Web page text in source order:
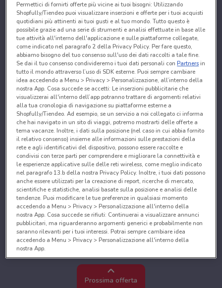
Prossima offerta
Permettici di fornirti offerte più vicine ai tuoi bisogni: Utilizzando
Shopfully/Tiendeo puoi visualizzare inserzioni e offerte per i tuoi acquisti
quotidiani più attinenti ai tuoi gusti e al tuo mondo. Tutto questo è
possibile grazie ad una serie di strumenti e analisi effettuate in base alle
tue attività all'interno dell'applicazione e sulle piattaforme collegate,
come indicato nel paragrafo 2 della Privacy Policy. Per fare questo,
abbiamo bisogno del tuo consenso sull'uso dei dati raccolti a tale fine.
Se dai il tuo consenso condivideremo i tuoi dati personali conPartnersin
tutto il mondo attraverso l’uso di SDK esterne. Puoi sempre cambiare
idea accedendo a Menu > Privacy > Personalizzazione, all’interno della
nostra App. Cosa succede se accetti: Le inserzioni pubblicitarie che
visualizzerai all'interno dell’app potranno trattare di argomenti relativi
alla tua cronologia di navigazione su piattaforme esterne a
Shopfully/Tiendeo. Ad esempio, se un servizio a noi collegato ci informa
che hai navigato in un sito di viaggi, potremo mostrarti delle offerte a
tema vacanze. Inoltre, i dati sulla posizione (nel caso in cui abbia fornito
il relativo consenso) insieme alle informazioni sulle prestazioni della
rete e agli identificativi del dispositivo, possono essere raccolte e
condivisi con terze parti per comprendere e migliorare la connettività e
le esperienze applicative sulle delle reti wireless, come meglio indicato
nel paragrafo 13.b della nostra Privacy Policy. Inoltre, i tuoi dati possono
anche essere utilizzati per la creazione di report, ricerche di mercato,
scientifiche e statistiche, analisi basate sulla posizione e analisi delle
tendenze. Puoi modificare le tue preferenze in qualsiasi momento
accedendo a Menu > Privacy > Personalizzazione all'interno della
nostra App. Cosa succede se rifiuti: Continuerai a visualizzare annunci
pubblicitari, ma riguarderanno argomenti generici e probabilmente non
saranno rilevanti per i tuoi interessi. Potrai sempre cambiare idea
accedendo a Menu > Privacy > Personalizzazione all'interno della
nostra App.
Noi e i nostri partner trattiamo i dati per fornire:
Utilizzare dati di geolocalizzazione precisi. Scansione attiva delle
caratteristiche del dispositivo ai fini dell’identificazione. Archiviare